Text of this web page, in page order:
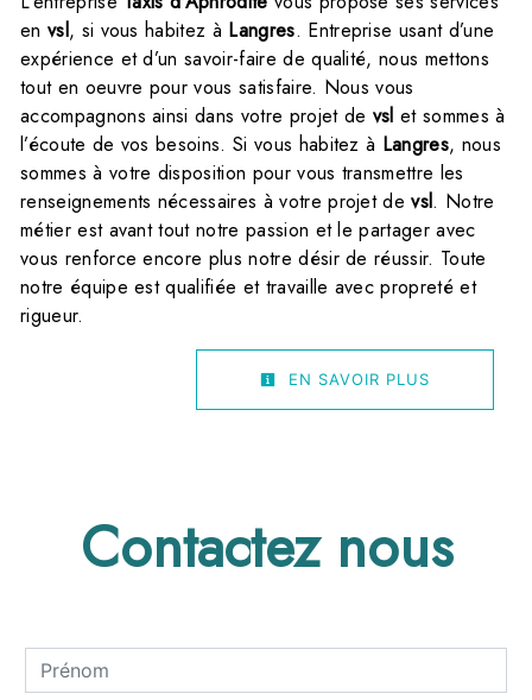
en vsl, si vous habitez à Langres. Entreprise usant d’une
expérience et d’un savoir-faire de qualité, nous mettons
tout en oeuvre pour vous satisfaire. Nous vous
accompagnons ainsi dans votre projet de vsl et sommes à
l’écoute de vos besoins. Si vous habitez à Langres, nous
sommes à votre disposition pour vous transmettre les
renseignements nécessaires à votre projet devsl. Notre
métier est avant tout notre passion et le partager avec
vous renforce encore plus notre désir de réussir. Toute
notre équipe est qualifiée et travaille avec propreté et
rigueur.
EN SAVOIR PLUS
Contactez nous